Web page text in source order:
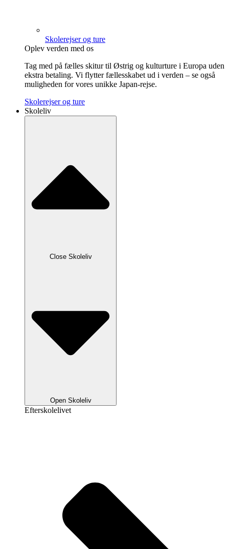
Skolerejser og ture
Oplev verden med os
Tag med på fælles skitur til Østrig og kulturture i Europa uden
ekstra betaling. Vi flytter fællesskabet ud i verden – se også
muligheden for vores unikke Japan-rejse.
Skolerejser og ture
Skoleliv
Close Skoleliv
Open Skoleliv
Efterskolelivet